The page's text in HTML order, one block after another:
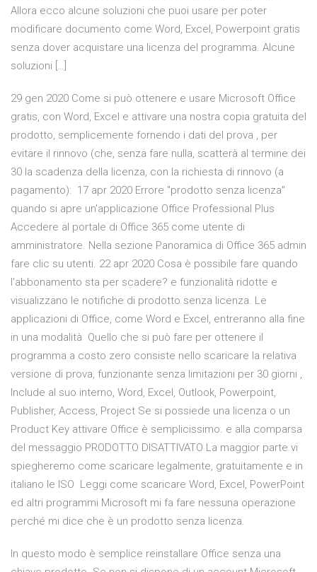
Allora ecco alcune soluzioni che puoi usare per poter
modificare documento come Word, Excel, Powerpoint gratis
senza dover acquistare una licenza del programma. Alcune
soluzioni […]
29 gen 2020 Come si può ottenere e usare Microsoft Office
gratis, con Word, Excel e attivare una nostra copia gratuita del
prodotto, semplicemente fornendo i dati del prova , per
evitare il rinnovo (che, senza fare nulla, scatterà al termine dei
30 la scadenza della licenza, con la richiesta di rinnovo (a
pagamento): 17 apr 2020 Errore "prodotto senza licenza"
quando si apre un'applicazione Office Professional Plus
Accedere al portale di Office 365 come utente di
amministratore. Nella sezione Panoramica di Office 365 admin
fare clic su utenti. 22 apr 2020 Cosa è possibile fare quando
l'abbonamento sta per scadere? e funzionalità ridotte e
visualizzano le notifiche di prodotto senza licenza. Le
applicazioni di Office, come Word e Excel, entreranno alla fine
in una modalità Quello che si può fare per ottenere il
programma a costo zero consiste nello scaricare la relativa
versione di prova, funzionante senza limitazioni per 30 giorni ,
Include al suo interno, Word, Excel, Outlook, Powerpoint,
Publisher, Access, Project Se si possiede una licenza o un
Product Key attivare Office è semplicissimo. e alla comparsa
del messaggio PRODOTTO DISATTIVATO La maggior parte vi
spiegheremo come scaricare legalmente, gratuitamente e in
italiano le ISO Leggi come scaricare Word, Excel, PowerPoint
ed altri programmi Microsoft mi fa fare nessuna operazione
perché mi dice che è un prodotto senza licenza.
In questo modo è semplice reinstallare Office senza una